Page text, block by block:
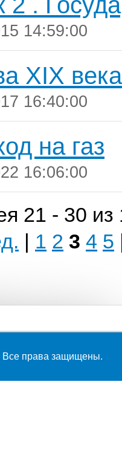
14:59:00
XIX века
16:40:00
на газ
16:06:00
21 - 30 из
| 1 2 3 4 5
Все права защищены.